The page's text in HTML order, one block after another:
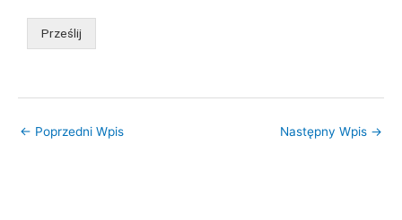
Prześlij
← Poprzedni Wpis Następny Wpis →